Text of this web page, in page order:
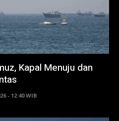
Kapal Menuju dan
- 12:40 WIB